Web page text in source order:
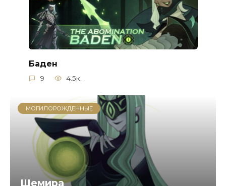
Баден
9 4.5к.
МОГИЛОРОЖДЕННЫЕ
Шемира